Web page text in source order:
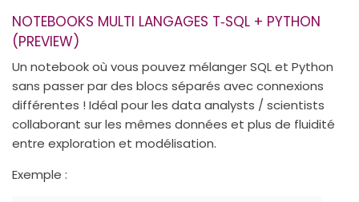
NOTEBOOKS MULTI LANGAGES T‑SQL + PYTHON
(PREVIEW)
Un notebook où vous pouvez mélanger SQL et Python
sans passer par des blocs séparés avec connexions
différentes ! Idéal pour les data analysts / scientists
collaborant sur les mêmes données et plus de fluidité
entre exploration et modélisation.
Exemple :